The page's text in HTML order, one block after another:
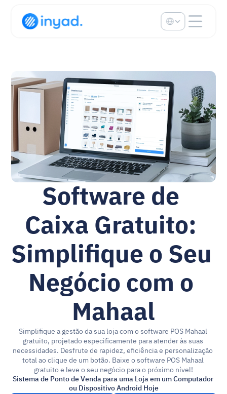
Software de
Caixa Gratuito:
Simplifique o Seu
Negócio com o
Mahaal
Simplifique a gestão da sua loja com o software POS Mahaal
gratuito, projetado especificamente para atender às suas
necessidades. Desfrute de rapidez, eficiência e personalização
total ao clique de um botão. Baixe o software POS Mahaal
gratuito e leve o seu negócio para o próximo nível!
Sistema de Ponto de Venda para uma Loja em um Computador
ou Dispositivo Android Hoje
Select Language